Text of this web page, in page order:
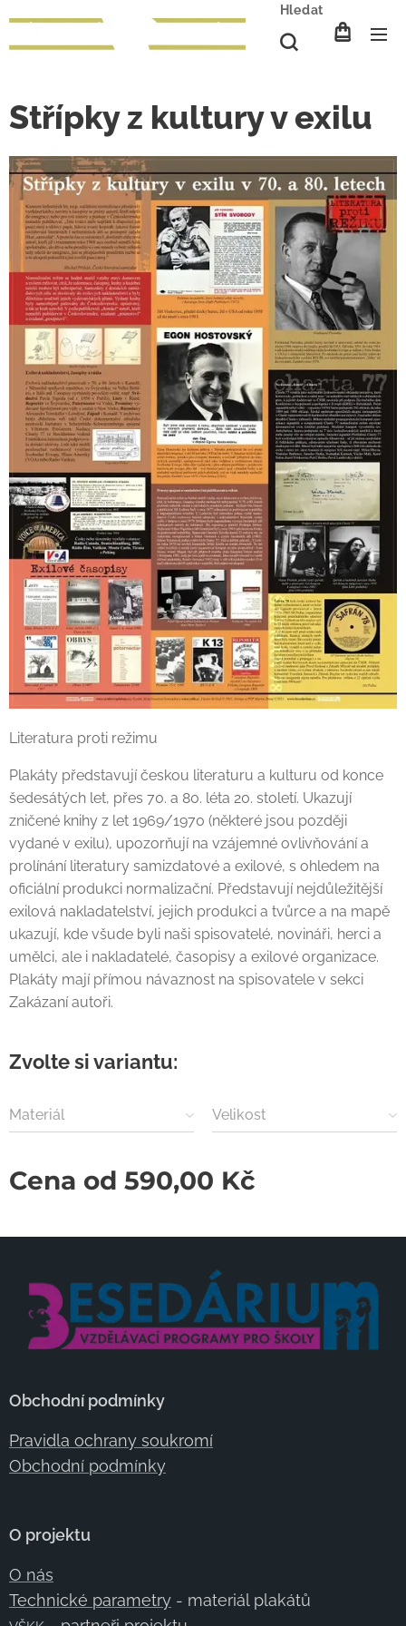
Hledat
Střípky z kultury v exilu
Literatura proti režimu
Plakáty představují českou literaturu a kulturu od konce
šedesátých let, přes 70. a 80. léta 20. století. Ukazují
zničené knihy z let 1969/1970 (některé jsou později
vydané v exilu), upozorňují na vzájemné ovlivňování a
prolínání literatury samizdatové a exilové, s ohledem na
oficiální produkci normalizační. Představují nejdůležitější
exilová nakladatelství, jejich produkci a tvůrce a na mapě
ukazují, kde všude byli naši spisovatelé, novináři, herci a
umělci, ale i nakladatelé, časopisy a exilové organizace.
Plakáty mají přímou návaznost na spisovatele v sekci
Zakázaní autoři.
Zvolte si variantu:
Materiál Velikost
Cena od 590,00 Kč
Obchodní podmínky
Pravidla ochrany soukromí
Obchodní podmínky
O projektu
O nás
Technické parametry - materiál plakátů